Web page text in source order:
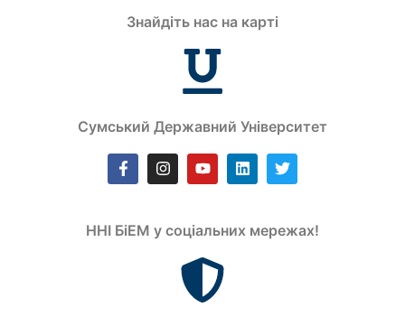
Знайдіть нас на карті
Сумський Державний Університет
ННІ БіЕМ у соціальних мережах!